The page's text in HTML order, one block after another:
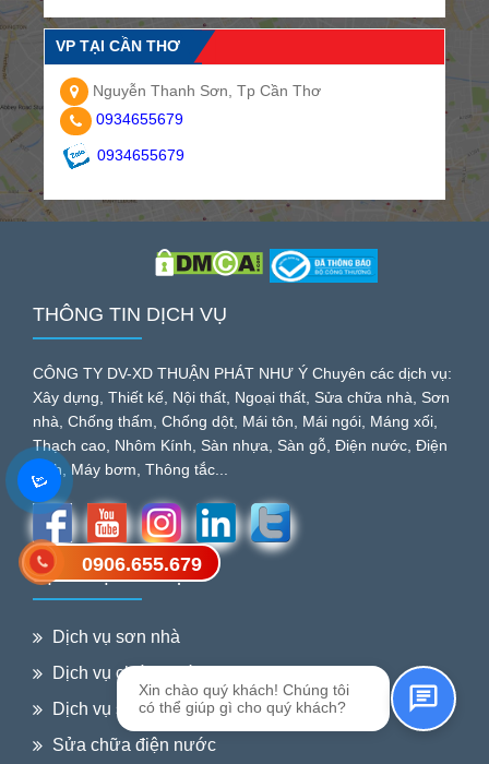
VP TẠI CẦN THƠ
Nguyễn Thanh Sơn, Tp Cần Thơ
0934655679
0934655679
THÔNG TIN DỊCH VỤ
CÔNG TY DV-XD THUẬN PHÁT NHƯ Ý Chuyên các dịch vụ:
Xây dựng, Thiết kế, Nội thất, Ngoại thất, Sửa chữa nhà, Sơn
nhà, Chống thấm, Chống dột, Mái tôn, Mái ngói, Máng xối,
Thạch cao, Nhôm Kính, Sàn nhựa, Sàn gỗ, Điện nước, Điện
lạnh, Máy bơm, Thông tắc...
DỊCH VỤ NỖI BẬT
Dịch vụ sơn nhà
Dịch vụ chống thấm
Dịch vụ sửa mái tôn
Sửa chữa điện nước
0906.655.679
Xin chào quý khách! Chúng tôi
có thể giúp gì cho quý khách?